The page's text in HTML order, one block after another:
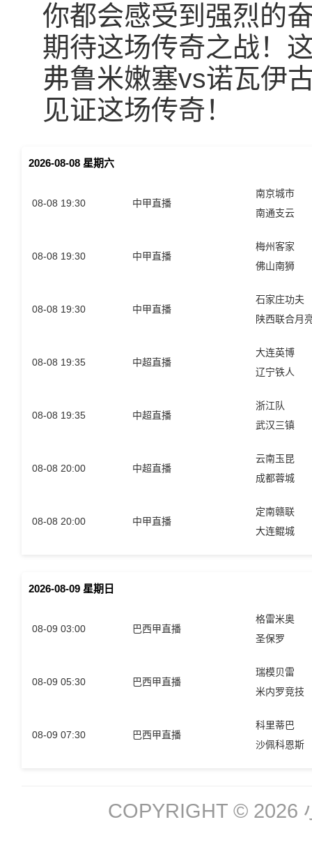
你都会感受到强烈的
期待这场传奇之战！
弗鲁米嫩塞vs诺瓦伊
见证这场传奇！
2026-08-08 星期六
08-08 19:30 中甲直播
南京城市
南通支云
08-08 19:30 中甲直播
梅州客家
佛山南狮
08-08 19:30 中甲直播
石家庄功夫
陕西联合月
08-08 19:35 中超直播
大连英博
辽宁铁人
08-08 19:35 中超直播
浙江队
武汉三镇
08-08 20:00 中超直播
云南玉昆
成都蓉城
08-08 20:00 中甲直播
定南赣联
大连鲲城
2026-08-09 星期日
08-09 03:00 巴西甲直播
格雷米奥
圣保罗
08-09 05:30 巴西甲直播
瑞模贝雷
米内罗竞技
08-09 07:30 巴西甲直播
科里蒂巴
沙佩科恩斯
COPYRIGHT © 2026